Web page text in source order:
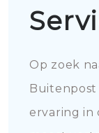
Op zoek
Buitenpost
ervaring in